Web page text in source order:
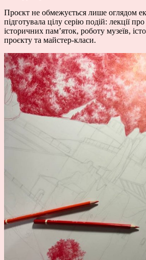
Проєкт не обмежується лише оглядом
підготувала цілу серію подій: лекції
історичних пам’яток, роботу музеїв,
проєкту та майстер-класи.